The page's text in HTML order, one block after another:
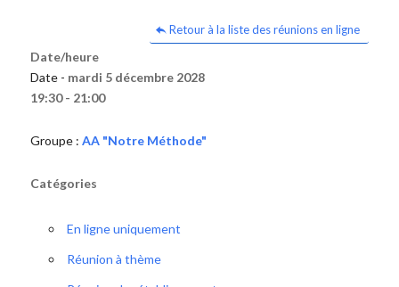
Retour à la liste des réunions en ligne
Date/heure
Date - mardi 5 décembre 2028
19:30 - 21:00
Groupe : AA "Notre Méthode"
Catégories
En ligne uniquement
Réunion à thème